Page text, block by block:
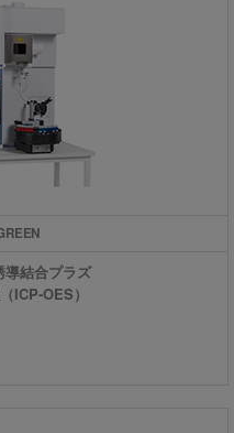
導結合プラズ
ICP-OES）